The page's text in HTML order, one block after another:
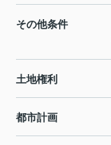
その他条件
土地権利
都市計画